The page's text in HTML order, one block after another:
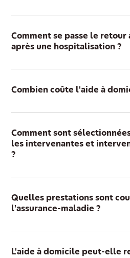
Comment se passe le retour
après une hospitalisation ?
Combien coûte l'aide à
Comment sont
les intervenantes et
?
Quelles prestations sont
l'assurance-maladie ?
L'aide à domicile peut-elle